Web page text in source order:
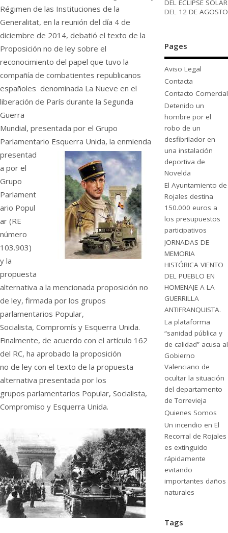
Régimen de las Instituciones de la
Generalitat, en la reunión del día 4 de
diciembre de 2014, debatió el texto de la
Proposición no de ley sobre el
reconocimiento del papel que tuvo la
compañía de combatientes republicanos
españoles denominada La Nueve en el
liberación de París durante la Segunda
Guerra
Mundial, presentada por el Grupo
Parlamentario Esquerra Unida, la enmienda
presentad
a por el
Grupo
Parlament
ario Popul
ar (RE
número
103.903)
y la
propuesta
alternativa a la mencionada proposición no
de ley, firmada por los grupos
parlamentarios Popular,
Socialista, Compromís y Esquerra Unida.
Finalmente, de acuerdo con el artículo 162
del RC, ha aprobado la proposición
no de ley con el texto de la propuesta
alternativa presentada por los
grupos parlamentarios Popular, Socialista,
Compromiso y Esquerra Unida.
DEL ECLIPSE SOLAR
DEL 12 DE AGOSTO
Pages
Aviso Legal
Contacta
Contacto Comercial
Detenido un
hombre por el
robo de un
desfibrilador en
una instalación
deportiva de
Novelda
El Ayuntamiento de
Rojales destina
150.000 euros a
los presupuestos
participativos
JORNADAS DE
MEMORIA
HISTÓRICA VIENTO
DEL PUEBLO EN
HOMENAJE A LA
GUERRILLA
ANTIFRANQUISTA.
La plataforma
“sanidad pública y
de calidad” acusa al
Gobierno
Valenciano de
ocultar la situación
del departamento
de Torrevieja
Quienes Somos
Un incendio en El
Recorral de Rojales
es extinguido
rápidamente
evitando
importantes daños
naturales
Tags